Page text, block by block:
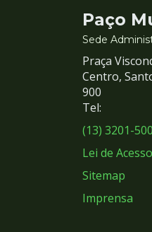
e
Paço
Sede
Praça
Centro,
900
Tel:
(13) 3201-
Lei de
Sitemap
Imprensa